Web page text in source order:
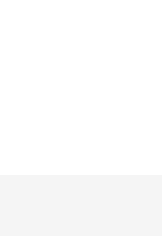
く、横浜
営者の顧
相談でき
とでも気軽
計事務所